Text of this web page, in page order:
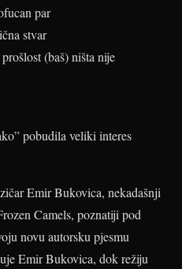
par
stvar
(baš) ništa nije
pobudila veliki interes
Emir Bukovica, nekadašnji
Camels, poznatiji pod
novu autorsku pjesmu
Emir Bukovica, dok režiju